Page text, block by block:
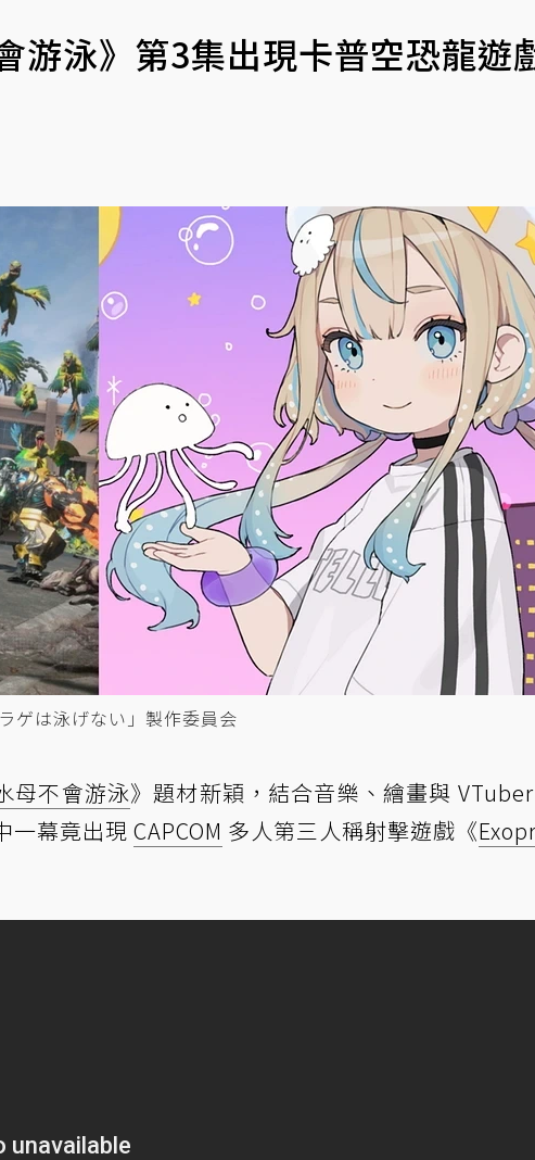
游泳》第3集出現卡普空恐龍遊
ゲは泳げない」製作委員会
母不會游泳》題材新穎，結合音樂、繪畫與
一幕竟出現 CAPCOM 多人第三人稱射擊遊戲《